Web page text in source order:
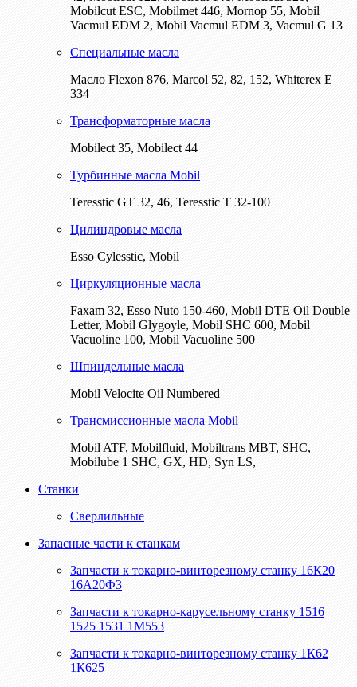
Mobilcut ESC, Mobilmet 446, Mornop 55, Mobil
Vacmul EDM 2, Mobil Vacmul EDM 3, Vacmul G 13
Специальные масла
Масло Flexon 876, Marcol 52, 82, 152, Whiterex E
334
Трансформаторные масла
Mobilect 35, Mobilect 44
Турбинные масла Mobil
Teresstic GT 32, 46, Teresstic T 32-100
Цилиндровые масла
Esso Cylesstic, Mobil
Циркуляционные масла
Faxam 32, Esso Nuto 150-460, Mobil DTE Oil Double
Letter, Mobil Glygoyle, Mobil SHC 600, Mobil
Vacuoline 100, Mobil Vacuoline 500
Шпиндельные масла
Mobil Velocite Oil Numbered
Трансмиссионные масла Mobil
Mobil ATF, Mobilfluid, Mobiltrans MBT, SHC,
Mobilube 1 SHC, GX, HD, Syn LS,
Станки
Сверлильные
Запасные части к станкам
Запчасти к токарно-винторезному станку 16К20
16А20Ф3
Запчасти к токарно-карусельному станку 1516
1525 1531 1М553
Запчасти к токарно-винторезному станку 1К62
1К625